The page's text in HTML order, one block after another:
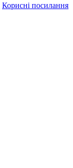
Корисні посилання